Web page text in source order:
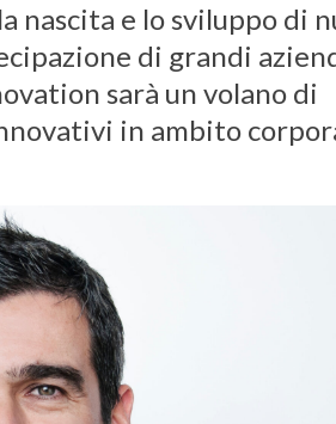
e lo sviluppo di
di grandi
sarà un volano di
in ambito